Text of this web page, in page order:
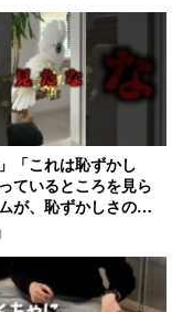
「これは恥ずかし
ているところを見ら
が、恥ずかしさのあ